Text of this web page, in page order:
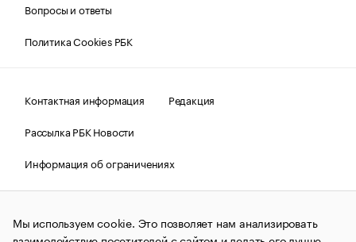
Вопросы и ответы
Политика Cookies РБК
Контактная информация
Редакция
Рассылка РБК Новости
Информация об ограничениях
Правовая информация
О соблюдении авторских прав
© АО «РОСБИЗНЕСКОНСАЛТИНГ»,1995–2026.Сообщения
и материалы информационного агентства «РБК»
Мы используем cookie. Это позволяет нам анализировать